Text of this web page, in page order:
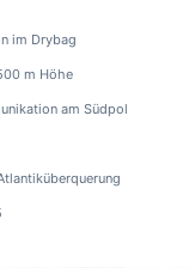
im Drybag
m Höhe
am Südpol